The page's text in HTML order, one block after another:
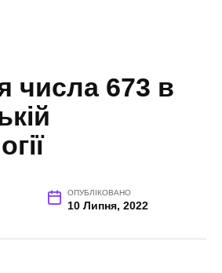
числа 673 в
ОПУБЛІКОВАНО
10 Липня, 2022